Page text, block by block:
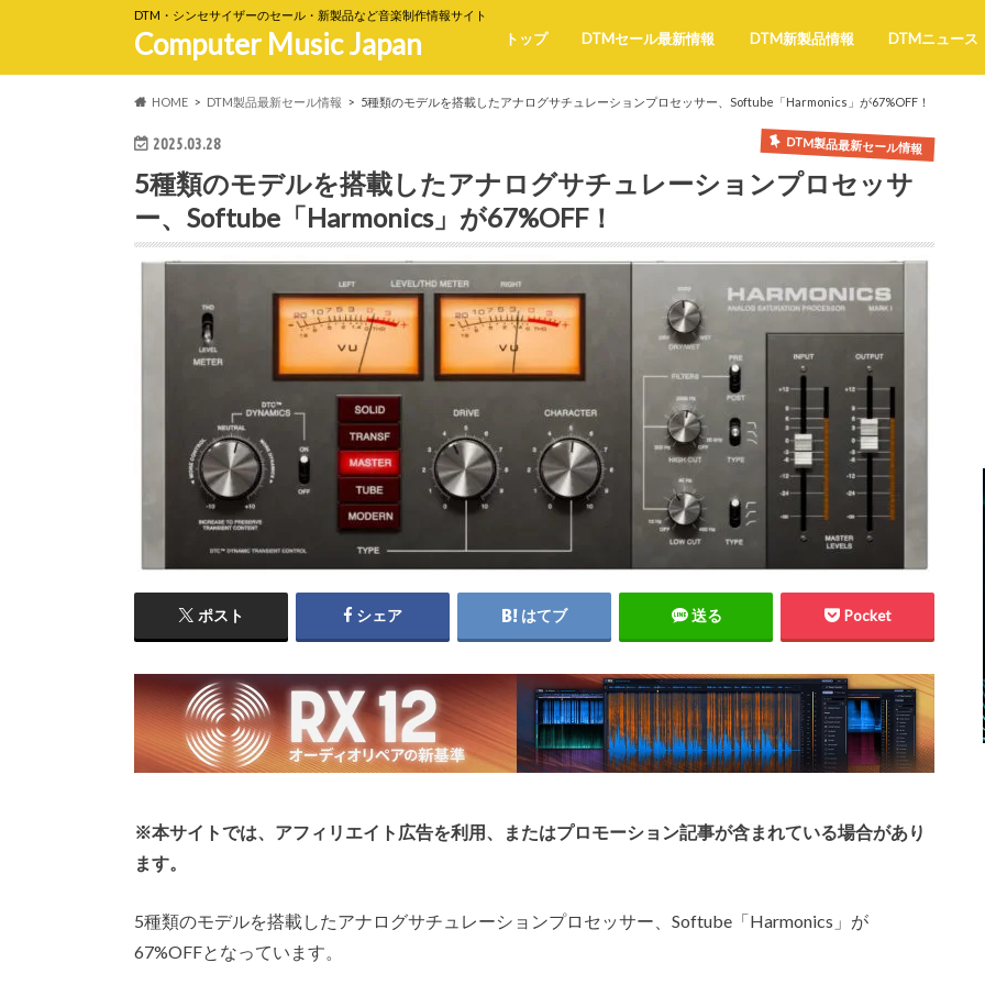
DTM・シンセサイザーのセール・新製品など音楽制作情報サイト
Computer Music Japan トップ DTMセール最新情報 DTM新製品情報 DTMニュース
HOME DTM製品最新セール情報 5種類のモデルを搭載したアナログサチュレーションプロセッサー、Softube「Harmonics」が67%OFF！
2025.03.28 DTM製品最新セール情報
5種類のモデルを搭載したアナログサチュレーションプロセッサ
ー、Softube「Harmonics」が67%OFF！
ポスト シェア はてブ 送る Pocket
※本サイトでは、アフィリエイト広告を利用、またはプロモーション記事が含まれている場合があり
ます。
5種類のモデルを搭載したアナログサチュレーションプロセッサー、Softube「Harmonics」が
67%OFFとなっています。